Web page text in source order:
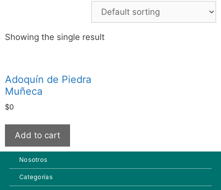
Showing the single result
Adoquín de Piedra
Muñeca
$0
Add to cart
Nosotros
Categorías